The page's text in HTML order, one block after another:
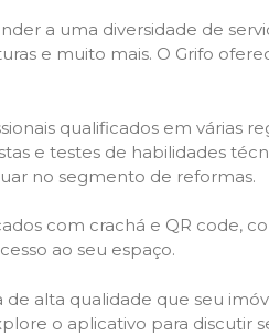
a uma diversidade de
e muito mais. O Grifo
qualificados em várias
e testes de habilidades
no segmento de reformas.
com crachá e QR code,
ao seu espaço.
alta qualidade que seu
o aplicativo para discutir